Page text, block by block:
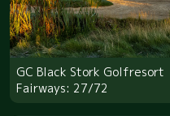
GC Black Stork Golfresort
Fairways: 27/72